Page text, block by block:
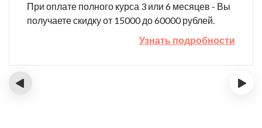
При оплате полного курса 3 или 6 месяцев - Вы
получаете скидку от 15000 до 60000 рублей.
Узнать подробности
‹ ›